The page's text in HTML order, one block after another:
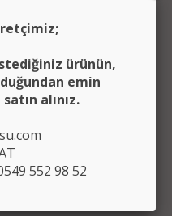
(Karşılaştır)
ürünün,
emin
alınız.
552 98 52